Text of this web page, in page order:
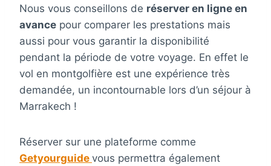
Nous vous conseillons de réserver en ligne en
avance pour comparer les prestations mais
aussi pour vous garantir la disponibilité
pendant la période de votre voyage. En effet le
vol en montgolfière est une expérience très
demandée, un incontournable lors d’un séjour à
Marrakech !
Réserver sur une plateforme comme
Getyourguide vous permettra également